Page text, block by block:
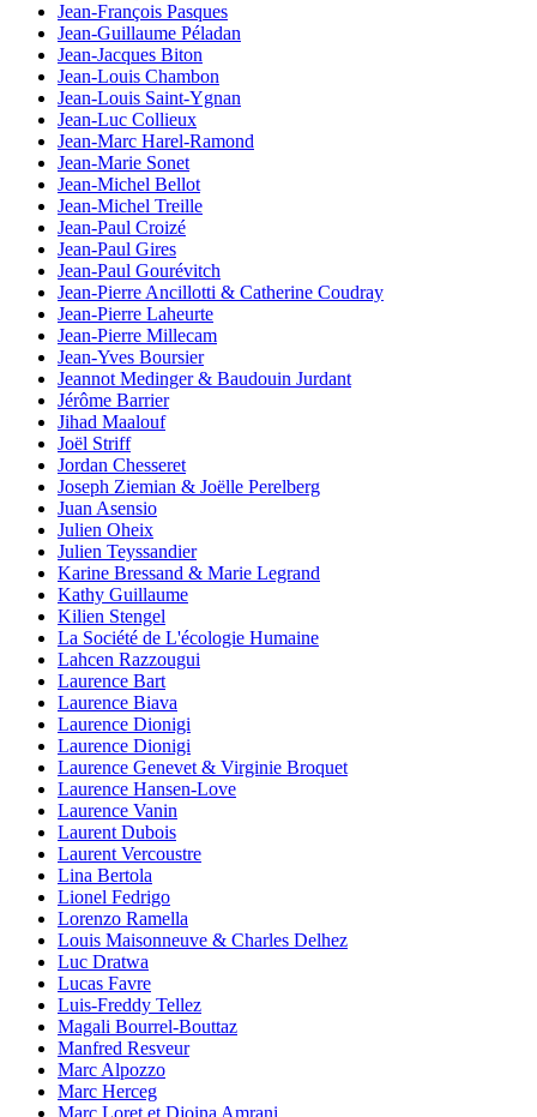
Jean-François Pasques
Jean-Guillaume Péladan
Jean-Jacques Biton
Jean-Louis Chambon
Jean-Louis Saint-Ygnan
Jean-Luc Collieux
Jean-Marc Harel-Ramond
Jean-Marie Sonet
Jean-Michel Bellot
Jean-Michel Treille
Jean-Paul Croizé
Jean-Paul Gires
Jean-Paul Gourévitch
Jean-Pierre Ancillotti & Catherine Coudray
Jean-Pierre Laheurte
Jean-Pierre Millecam
Jean-Yves Boursier
Jeannot Medinger & Baudouin Jurdant
Jérôme Barrier
Jihad Maalouf
Joël Striff
Jordan Chesseret
Joseph Ziemian & Joëlle Perelberg
Juan Asensio
Julien Oheix
Julien Teyssandier
Karine Bressand & Marie Legrand
Kathy Guillaume
Kilien Stengel
La Société de L'écologie Humaine
Lahcen Razzougui
Laurence Bart
Laurence Biava
Laurence Dionigi
Laurence Dionigi
Laurence Genevet & Virginie Broquet
Laurence Hansen-Love
Laurence Vanin
Laurent Dubois
Laurent Vercoustre
Lina Bertola
Lionel Fedrigo
Lorenzo Ramella
Louis Maisonneuve & Charles Delhez
Luc Dratwa
Lucas Favre
Luis-Freddy Tellez
Magali Bourrel-Bouttaz
Manfred Resveur
Marc Alpozzo
Marc Herceg